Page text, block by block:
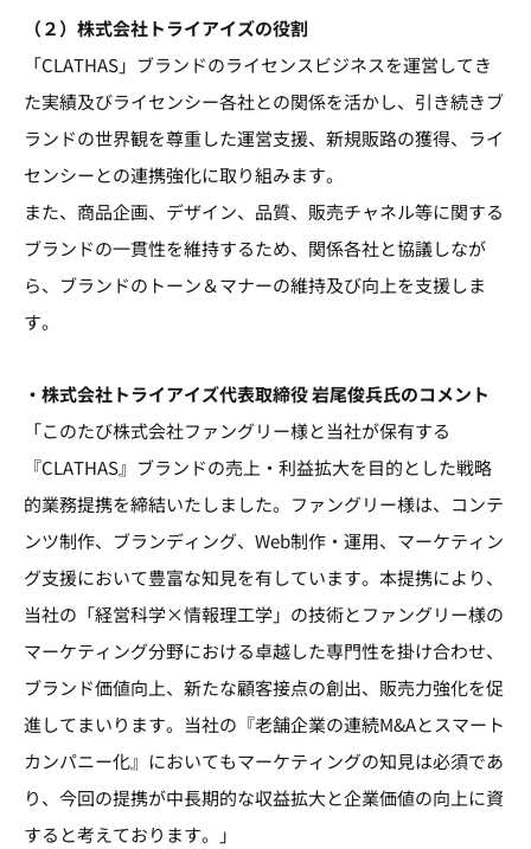
（２）株式会社トライアイズの役割
「CLATHAS」ブランドのライセンスビジネスを運営してき
た実績及びライセンシー各社との関係を活かし、引き続きブ
ランドの世界観を尊重した運営支援、新規販路の獲得、ライ
センシーとの連携強化に取り組みます。
また、商品企画、デザイン、品質、販売チャネル等に関する
ブランドの一貫性を維持するため、関係各社と協議しなが
ら、ブランドのトーン＆マナーの維持及び向上を支援しま
す。
・株式会社トライアイズ代表取締役 岩尾俊兵氏のコメント
「このたび株式会社ファングリー様と当社が保有する
『CLATHAS』ブランドの売上・利益拡大を目的とした戦略
的業務提携を締結いたしました。ファングリー様は、コンテ
ンツ制作、ブランディング、Web制作・運用、マーケティン
グ支援において豊富な知見を有しています。本提携により、
当社の「経営科学×情報理工学」の技術とファングリー様の
マーケティング分野における卓越した専門性を掛け合わせ、
ブランド価値向上、新たな顧客接点の創出、販売力強化を促
進してまいります。当社の『老舗企業の連続M&Aとスマート
カンパニー化』においてもマーケティングの知見は必須であ
り、今回の提携が中長期的な収益拡大と企業価値の向上に資
すると考えております。」